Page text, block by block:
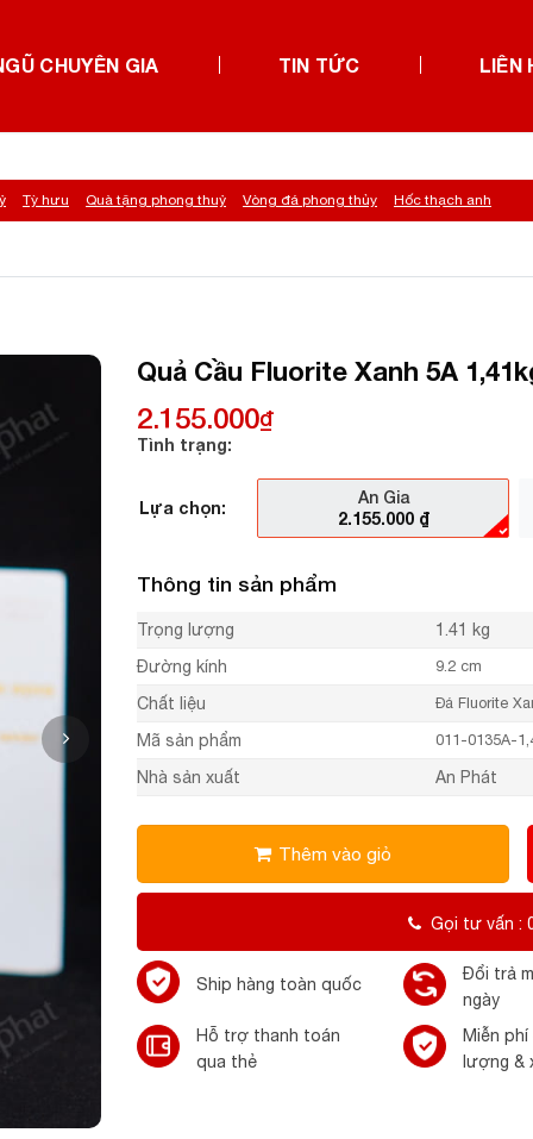
CHUYÊN GIA TIN TỨC LIÊN
Tỳ hưu Quà tặng phong thuỷ Vòng đá phong thủy Hốc thạch anh
Quả Cầu Fluorite Xanh 5A
2.155.000₫
Tình trạng:
Lựa chọn:
An Gia
2.155.000 ₫
Thông tin sản phẩm
Trọng lượng
1.41 kg
Đường kính
9.2 cm
Chất liệu Đá Fluorite
Mã sản phẩm 011-0135A-
Nhà sản xuất An Phát
Thêm vào giỏ
Gọi tư vấn :
Ship hàng toàn quốc
Đổi trả
ngày
Hỗ trợ thanh toán
qua thẻ
Miễn
lượng &